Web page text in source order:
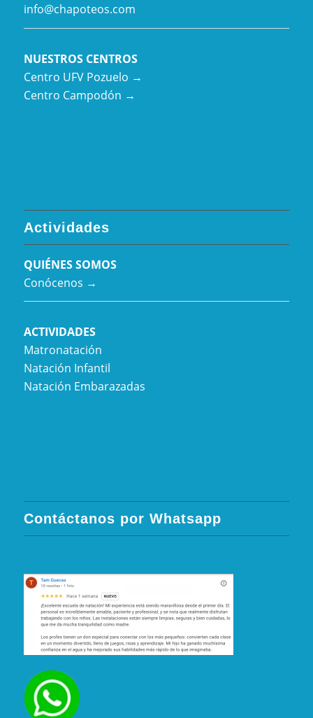
info@chapoteos.com
NUESTROS CENTROS
Centro UFV Pozuelo →
Centro Campodón →
Actividades
QUIÉNES SOMOS
Conócenos →
ACTIVIDADES
Matronatación
Natación Infantil
Natación Embarazadas
Contáctanos por Whatsapp